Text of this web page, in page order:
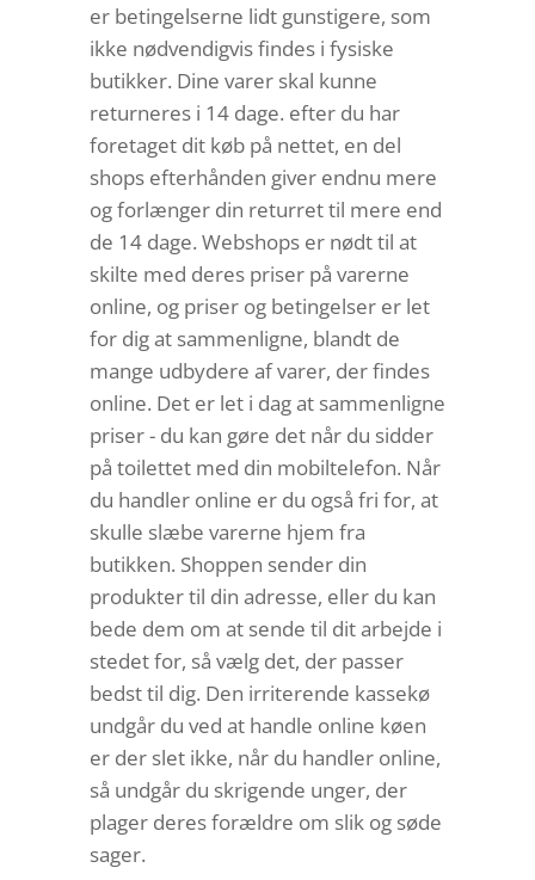
er betingelserne lidt gunstigere, som
ikke nødvendigvis findes i fysiske
butikker. Dine varer skal kunne
returneres i 14 dage. efter du har
foretaget dit køb på nettet, en del
shops efterhånden giver endnu mere
og forlænger din returret til mere end
de 14 dage. Webshops er nødt til at
skilte med deres priser på varerne
online, og priser og betingelser er let
for dig at sammenligne, blandt de
mange udbydere af varer, der findes
online. Det er let i dag at sammenligne
priser - du kan gøre det når du sidder
på toilettet med din mobiltelefon. Når
du handler online er du også fri for, at
skulle slæbe varerne hjem fra
butikken. Shoppen sender din
produkter til din adresse, eller du kan
bede dem om at sende til dit arbejde i
stedet for, så vælg det, der passer
bedst til dig. Den irriterende kassekø
undgår du ved at handle online køen
er der slet ikke, når du handler online,
så undgår du skrigende unger, der
plager deres forældre om slik og søde
sager.